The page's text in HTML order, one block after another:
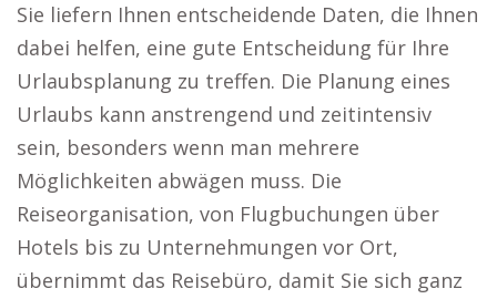
Sie liefern Ihnen entscheidende Daten, die Ihnen
dabei helfen, eine gute Entscheidung für Ihre
Urlaubsplanung zu treffen. Die Planung eines
Urlaubs kann anstrengend und zeitintensiv
sein, besonders wenn man mehrere
Möglichkeiten abwägen muss. Die
Reiseorganisation, von Flugbuchungen über
Hotels bis zu Unternehmungen vor Ort,
übernimmt das Reisebüro, damit Sie sich ganz